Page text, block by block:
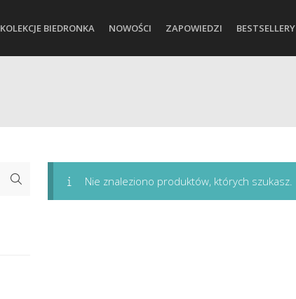
KOLEKCJE BIEDRONKA NOWOŚCI ZAPOWIEDZI BESTSELLERY
Nie znaleziono produktów, których szukasz.